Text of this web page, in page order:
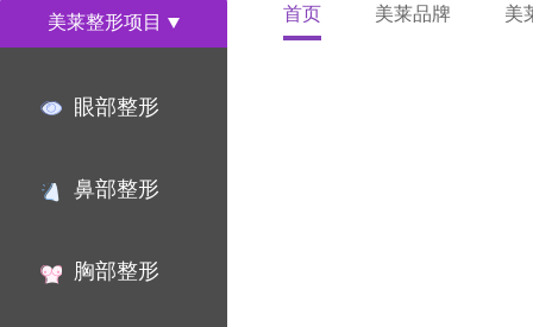
美莱整形项目
眼部整形
鼻部整形
胸部整形
首页 美莱品牌 美